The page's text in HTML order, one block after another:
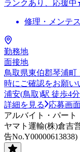
ランクあり、応援
修理・メンテ
勤務地
面接地
鳥取県東伯郡琴浦
時にご確認をお願い
浦安(鳥取)駅 徒歩4分
詳細を見る
応募画
アルバイト・パート
ヤマト運輸(株)倉吉
告No.Y00000613838)